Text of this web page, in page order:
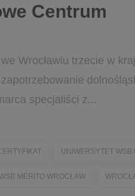
Centrum
Wrocławiu trzecie w
specjaliści z...
UNIWERSYTET
MERITO WROCŁAW